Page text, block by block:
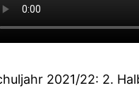
2021/22: 2.